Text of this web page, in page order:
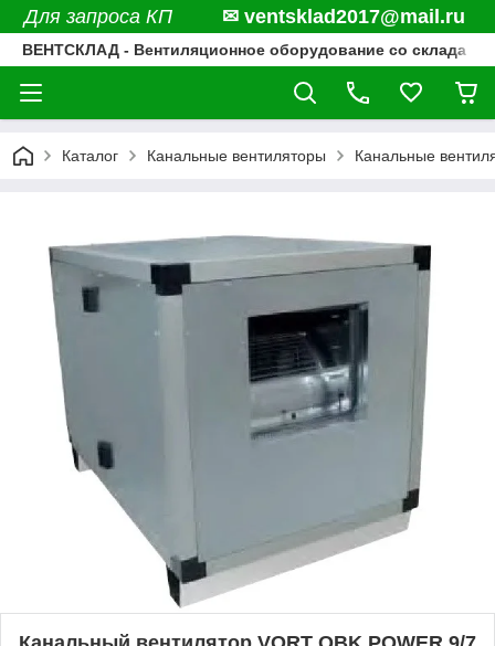
Для запроса КП ✉ ventsklad2017@mail.ru
ВЕНТСКЛАД - Вентиляционное оборудование со склада
Каталог Канальные вентиляторы Канальные